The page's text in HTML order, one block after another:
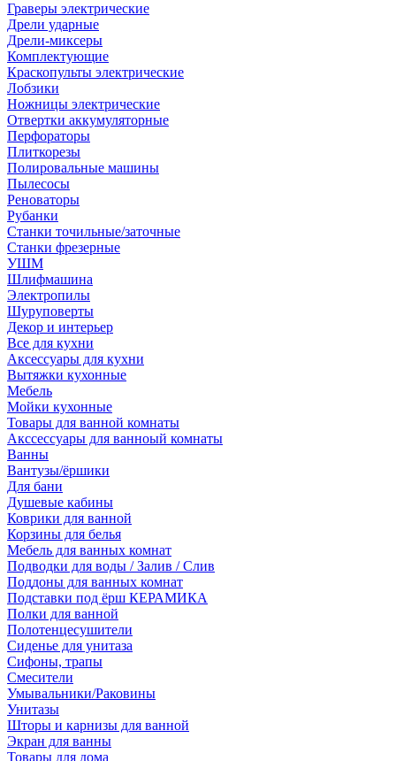
Граверы электрические
Дрели ударные
Дрели-миксеры
Комплектующие
Краскопульты электрические
Лобзики
Ножницы электрические
Отвертки аккумуляторные
Перфораторы
Плиткорезы
Полировальные машины
Пылесосы
Реноваторы
Рубанки
Станки точильные/заточные
Станки фрезерные
УШМ
Шлифмашина
Электропилы
Шуруповерты
Декор и интерьер
Все для кухни
Аксессуары для кухни
Вытяжки кухонные
Мебель
Мойки кухонные
Товары для ванной комнаты
Акссессуары для ванноый комнаты
Ванны
Вантузы/ёршики
Для бани
Душевые кабины
Коврики для ванной
Корзины для белья
Мебель для ванных комнат
Подводки для воды / Залив / Слив
Поддоны для ванных комнат
Подставки под ёрш КЕРАМИКА
Полки для ванной
Полотенцесушители
Сиденье для унитаза
Сифоны, трапы
Смесители
Умывальники/Раковины
Унитазы
Шторы и карнизы для ванной
Экран для ванны
Товары для дома